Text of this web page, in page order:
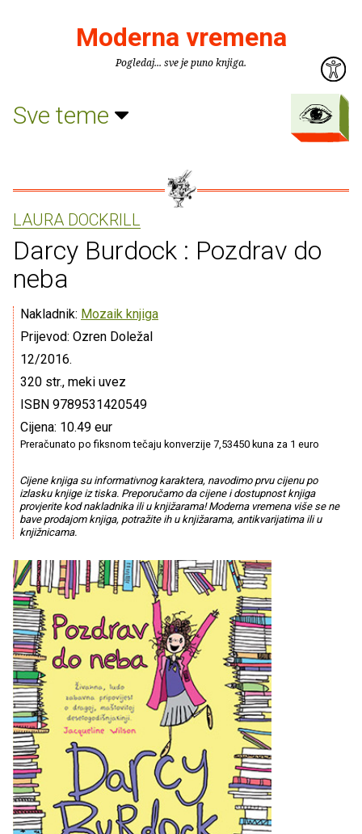
Moderna vremena
Pogledaj... sve je puno knjiga.
Sve teme
LAURA DOCKRILL
Darcy Burdock : Pozdrav do
neba
Nakladnik: Mozaik knjiga
Prijevod: Ozren Doležal
12/2016.
320 str., meki uvez
ISBN 9789531420549
Cijena: 10.49 eur
Preračunato po fiksnom tečaju konverzije 7,53450 kuna za 1 euro
Cijene knjiga su informativnog karaktera, navodimo prvu cijenu po
izlasku knjige iz tiska. Preporučamo da cijene i dostupnost knjiga
provjerite kod nakladnika ili u knjižarama! Moderna vremena više se ne
bave prodajom knjiga, potražite ih u knjižarama, antikvarijatima ili u
knjižnicama.